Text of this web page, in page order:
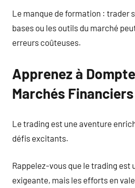
Le manque de formation : trader
bases ou les outils du marché
erreurs coûteuses.
Apprenez à
Marchés Financiers
Le trading est une aventure
défis excitants.
Rappelez-vous que le trading est
exigeante, mais les efforts en